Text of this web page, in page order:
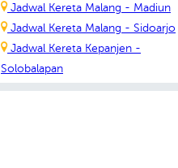
Jadwal Kereta Malang - Madiun
Jadwal Kereta Malang - Sidoarjo
Jadwal Kereta Kepanjen -
Solobalapan